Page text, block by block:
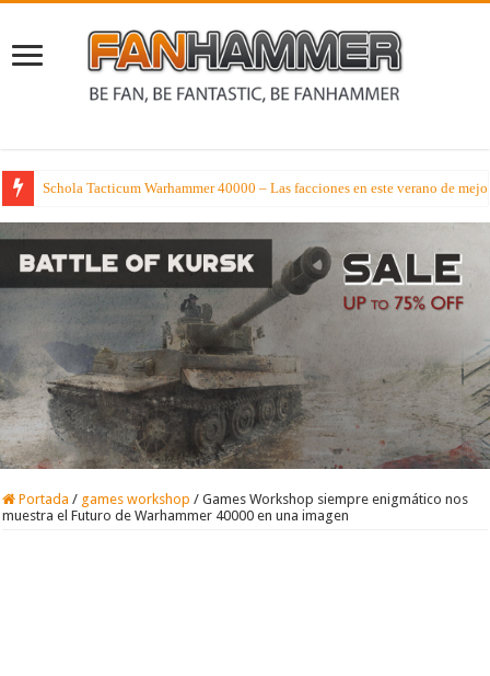
Listas Competitivas Warhammer 40000 – El resto de listas del equipo de
Portada / games workshop / Games Workshop siempre enigmático nos
muestra el Futuro de Warhammer 40000 en una imagen